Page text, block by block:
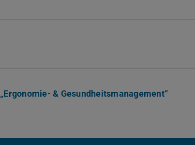
& Gesundheitsmanagement“